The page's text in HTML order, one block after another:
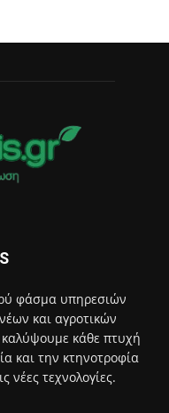
φάσμα υπηρεσιών
και αγροτικών
κάθε πτυχή
και την κτηνοτροφία
νέες τεχνολογίες.